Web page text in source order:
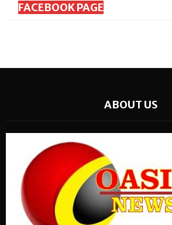
FACEBOOK PAGE
ABOUT US